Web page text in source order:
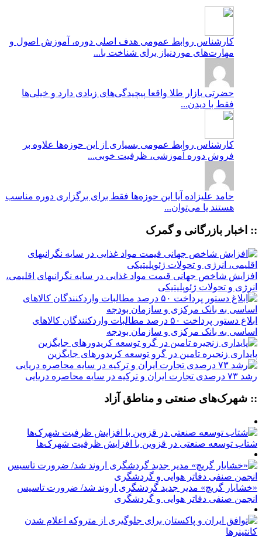
کارشناس روابط عمومی هدف اصلی دوره، آموزش اصول و
مهارت‌های موردنیاز برای شناخت با...
حضرتی بازار طلا واقعا پیچیدگی‌های زیادی دارد و خیلی‌ها
فقط با دیدن...
کارشناس روابط عمومی بسیاری از این حوزه‌ها علاوه بر
فروش دوره آموزشی، ظرفیت خوبی...
حامد علیزاده آیا این حوزه‌ها فقط برای برگزاری دوره مناسب
هستند یا می‌توان...
:: اخبار بازرگانی و گمرک
افزایش شاخص جهانی قیمت مواد غذایی در سایه نگرانیهای اقلیمی،
انرژی و تحولات ژئوپلیتیکی
ابلاغ دستور پرداخت ۵۰ درصد مطالبات واردکنندگان کالاهای
اساسی به بانک مرکزی و سازمان بودجه
پایداری زنجیره تامین در گرو توسعه کریدورهای جایگزین
رشد ۷۳ درصدی تجارت ایران و ترکیه در سایه محاصره دریایی
:: شهرک‌های صنعتی و مناطق آزاد
شتاب توسعه صنعتی در قزوین با افزایش ظرفیت شهرک‌ها
«خشایار گریچ» مدیر جدید گردشگری اروند شد/ ضرورت تاسیس
انجمن صنفی دفاتر هوایی و گردشگری